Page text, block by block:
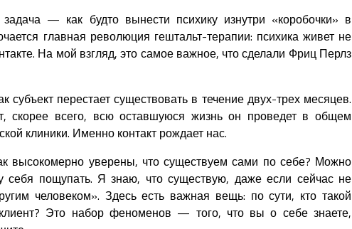
— как будто вынести психику изнутри «коробочки» в
главная революция гештальт-терапии: психика живет не
На мой взгляд, это самое важное, что сделали Фриц Перлз
субъект перестает существовать в течение двух-трех месяцев.
скорее всего, всю оставшуюся жизнь он проведет в общем
клиники. Именно контакт рождает нас.
высокомерно уверены, что существуем сами по себе? Можно
себя пощупать. Я знаю, что существую, даже если сейчас не
человеком». Здесь есть важная вещь: по сути, кто такой
Это набор феноменов — того, что вы о себе знаете,